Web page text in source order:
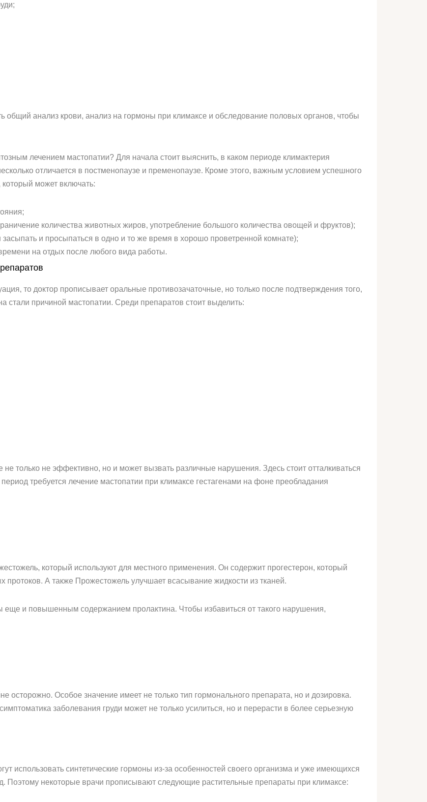
общий анализ крови, анализ на гормоны при климаксе и обследование половых органов, чтобы
лечением мастопатии? Для начала стоит выяснить, в каком периоде климактерия
отличается в постменопаузе и пременопаузе. Кроме этого, важным условием успешного
может включать:
количества животных жиров, употребление большого количества овощей и фруктов);
и просыпаться в одно и то же время в хорошо проветренной комнате);
на отдых после любого вида работы.
то доктор прописывает оральные противозачаточные, но только после подтверждения того,
стали причиной мастопатии. Среди препаратов стоит выделить:
только не эффективно, но и может вызвать различные нарушения. Здесь стоит отталкиваться
требуется лечение мастопатии при климаксе гестагенами на фоне преобладания
который используют для местного применения. Он содержит прогестерон, который
А также Прожестожель улучшает всасывание жидкости из тканей.
еще и повышенным содержанием пролактина. Чтобы избавиться от такого нарушения,
осторожно. Особое значение имеет не только тип гормонального препарата, но и дозировка.
заболевания груди может не только усилиться, но и перерасти в более серьезную
использовать синтетические гормоны из-за особенностей своего организма и уже имеющихся
Поэтому некоторые врачи прописывают следующие растительные препараты при климаксе: